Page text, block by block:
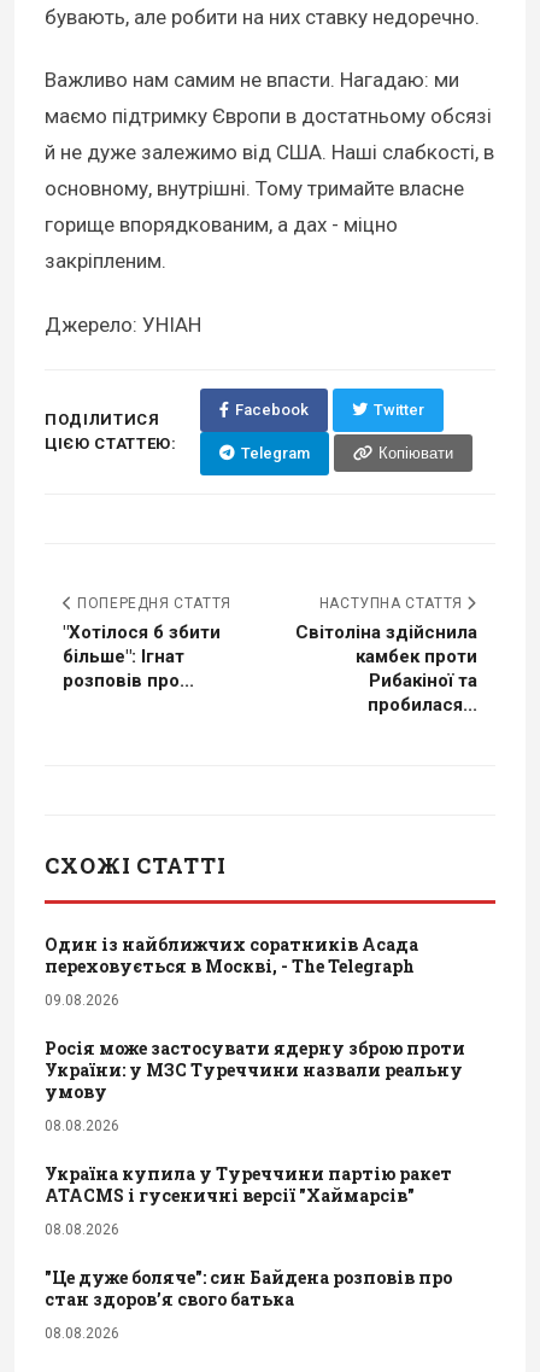
бувають, але робити на них ставку недоречно.
Важливо нам самим не впасти. Нагадаю: ми
маємо підтримку Європи в достатньому обсязі
й не дуже залежимо від США. Наші слабкості, в
основному, внутрішні. Тому тримайте власне
горище впорядкованим, а дах - міцно
закріпленим.
Джерело: УНІАН
ПОДІЛИТИСЯ
ЦІЄЮ СТАТТЕЮ:
Facebook Twitter
Telegram Копіювати
ПОПЕРЕДНЯ СТАТТЯ
"Хотілося б збити
більше": Ігнат
розповів про...
НАСТУПНА СТАТТЯ
Світоліна здійснила
камбек проти
Рибакіної та
пробилася...
СХОЖІ СТАТТІ
Один із найближчих соратників Асада
переховується в Москві, - The Telegraph
09.08.2026
Росія може застосувати ядерну зброю проти
України: у МЗС Туреччини назвали реальну
умову
08.08.2026
Україна купила у Туреччини партію ракет
ATACMS і гусеничні версії "Хаймарсів"
08.08.2026
"Це дуже боляче": син Байдена розповів про
стан здоров’я свого батька
08.08.2026